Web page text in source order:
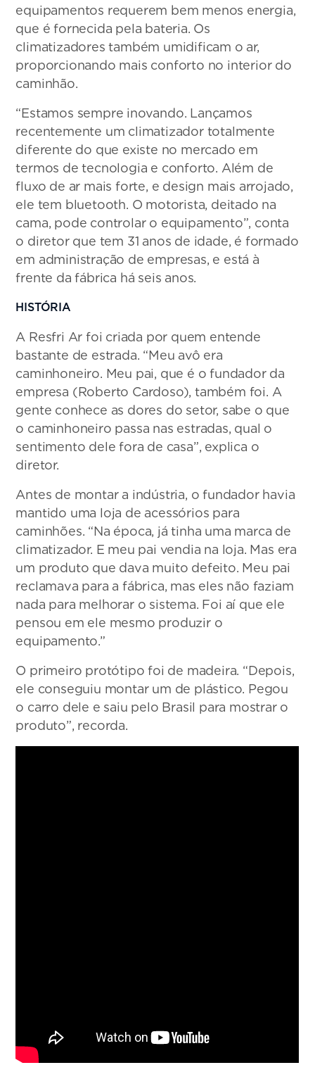
equipamentos requerem bem menos energia,
que é fornecida pela bateria. Os
climatizadores também umidificam o ar,
proporcionando mais conforto no interior do
caminhão.
“Estamos sempre inovando. Lançamos
recentemente um climatizador totalmente
diferente do que existe no mercado em
termos de tecnologia e conforto. Além de
fluxo de ar mais forte, e design mais arrojado,
ele tem bluetooth. O motorista, deitado na
cama, pode controlar o equipamento”, conta
o diretor que tem 31 anos de idade, é formado
em administração de empresas, e está à
frente da fábrica há seis anos.
HISTÓRIA
A Resfri Ar foi criada por quem entende
bastante de estrada. “Meu avô era
caminhoneiro. Meu pai, que é o fundador da
empresa (Roberto Cardoso), também foi. A
gente conhece as dores do setor, sabe o que
o caminhoneiro passa nas estradas, qual o
sentimento dele fora de casa”, explica o
diretor.
Antes de montar a indústria, o fundador havia
mantido uma loja de acessórios para
caminhões. “Na época, já tinha uma marca de
climatizador. E meu pai vendia na loja. Mas era
um produto que dava muito defeito. Meu pai
reclamava para a fábrica, mas eles não faziam
nada para melhorar o sistema. Foi aí que ele
pensou em ele mesmo produzir o
equipamento.”
O primeiro protótipo foi de madeira. “Depois,
ele conseguiu montar um de plástico. Pegou
o carro dele e saiu pelo Brasil para mostrar o
produto”, recorda.